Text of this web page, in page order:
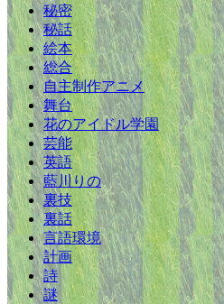
秘密
秘話
絵本
総合
自主制作アニメ
舞台
花のアイドル学園
芸能
英語
藍川りの
裏技
裏話
言語環境
計画
詩
謎